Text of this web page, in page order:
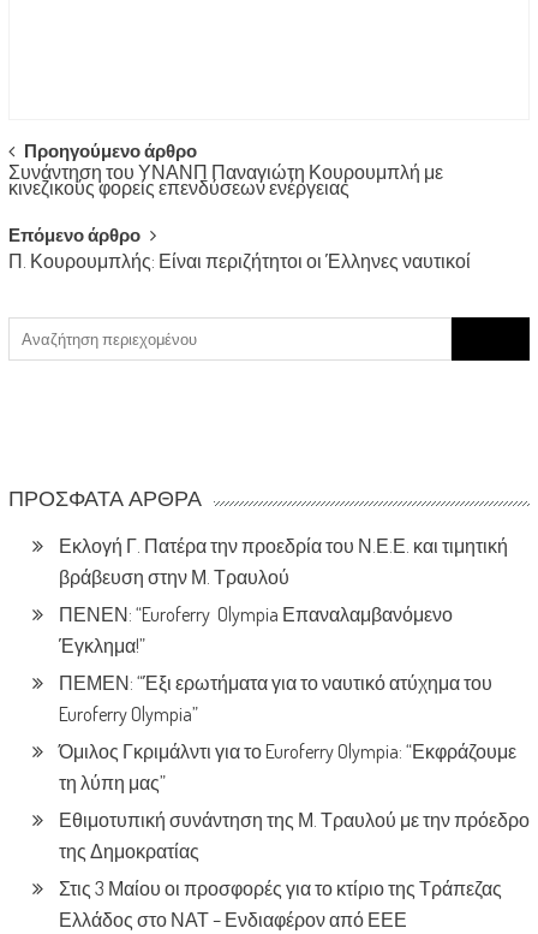
Post
navigation
Προηγούμενο άρθρο
Συνάντηση του ΥΝΑΝΠ Παναγιώτη Κουρουμπλή με
κινεζικούς φορείς επενδύσεων ενέργειας
Επόμενο άρθρο
Π. Κουρουμπλής: Είναι περιζήτητοι οι Έλληνες ναυτικοί
for:
ΠΡΌΣΦΑΤΑ ΆΡΘΡΑ
Εκλογή Γ. Πατέρα την προεδρία του Ν.Ε.Ε. και τιμητική
βράβευση στην Μ. Τραυλού
ΠΕΝΕΝ: “Euroferry Olympia Επαναλαμβανόμενο
Έγκλημα!”
ΠΕΜΕΝ: “Έξι ερωτήματα για το ναυτικό ατύχημα του
Euroferry Olympia”
Όμιλος Γκριμάλντι για το Euroferry Olympia: “Εκφράζουμε
τη λύπη μας”
Εθιμοτυπική συνάντηση της Μ. Τραυλού με την πρόεδρο
της Δημοκρατίας
Στις 3 Μαίου οι προσφορές για το κτίριο της Τράπεζας
Ελλάδος στο ΝΑΤ – Ενδιαφέρον από ΕΕΕ